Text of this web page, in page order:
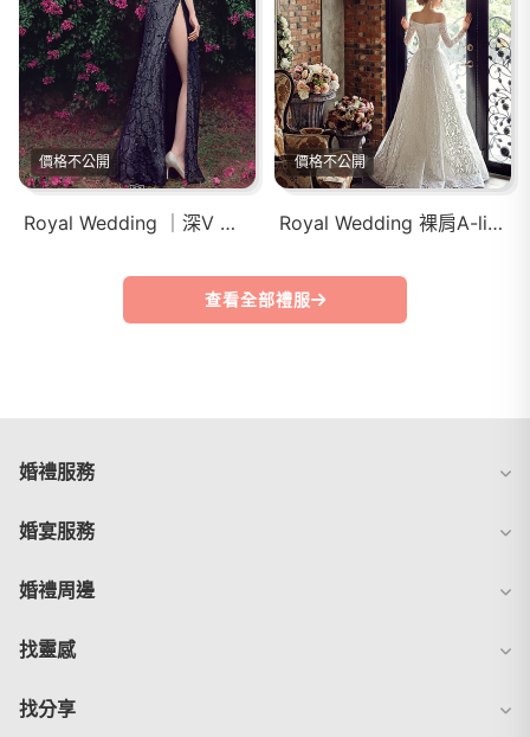
價格不公開
Royal Wedding ｜深V 高衩露背 極致黑禮服
價格不公開
Royal Wedding 裸肩A-line蕾絲白紗
查看全部禮服
婚禮服務
婚宴服務
婚禮周邊
找靈感
找分享